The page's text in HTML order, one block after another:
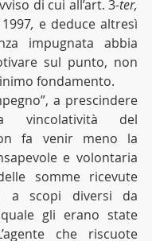
di cui all’art. 3-
, e deduce altresì
impugnata abbia
sul punto, non
fondamento.
a prescindere
vincolatività del
fa venir meno la
e volontaria
somme ricevute
a scopi diversi da
gli erano state
che riscuote